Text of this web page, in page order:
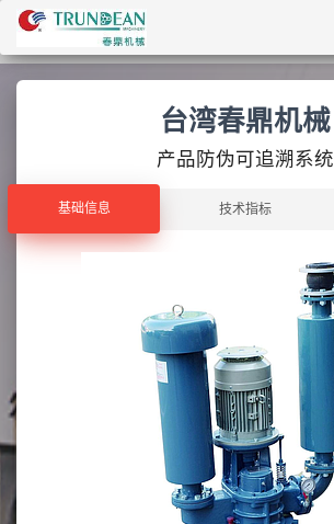
台湾春鼎机械
产品防伪可追溯系统
基础信息 技术指标
基础信息